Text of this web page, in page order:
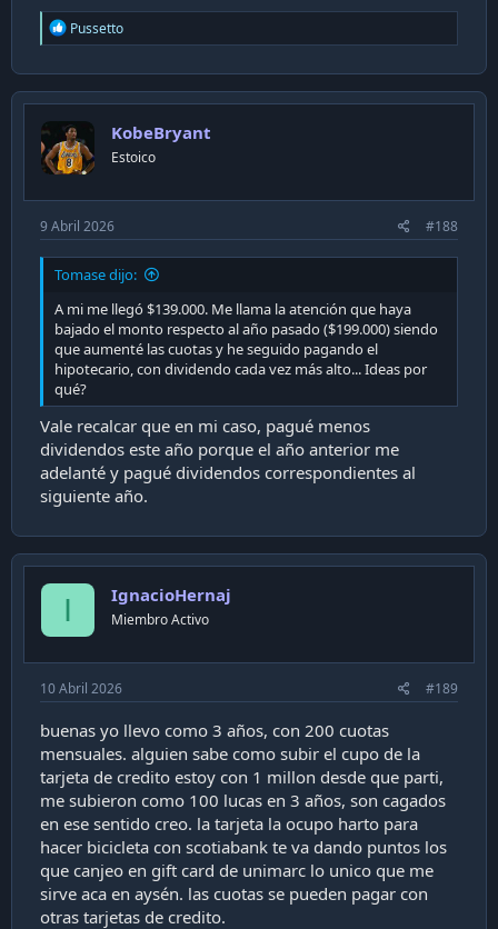
R
e
c
t
o
n
s
Pussetto
KobeBryant
Estoico
9 Abril 2026 #188
Tomase dijo:
A mi me llegó $139.000. Me llama la atención que haya
bajado el monto respecto al año pasado ($199.000) siendo
que aumenté las cuotas y he seguido pagando el
hipotecario, con dividendo cada vez más alto... Ideas por
qué?
Vale recalcar que en mi caso, pagué menos
dividendos este año porque el año anterior me
adelanté y pagué dividendos correspondientes al
siguiente año.
I IgnacioHernaj
Miembro Activo
10 Abril 2026 #189
buenas yo llevo como 3 años, con 200 cuotas
mensuales. alguien sabe como subir el cupo de la
tarjeta de credito estoy con 1 millon desde que parti,
me subieron como 100 lucas en 3 años, son cagados
en ese sentido creo. la tarjeta la ocupo harto para
hacer bicicleta con scotiabank te va dando puntos los
que canjeo en gift card de unimarc lo unico que me
sirve aca en aysén. las cuotas se pueden pagar con
otras tarjetas de credito.